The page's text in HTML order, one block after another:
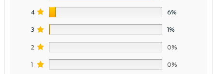
4 6%
3 1%
2 0%
1 0%